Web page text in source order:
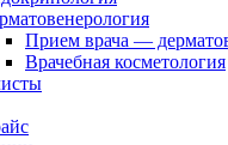
Прием врача —
Врачебная косметология